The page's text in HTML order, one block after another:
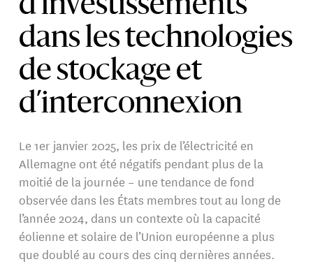
d’investissements
dans les technologies
de stockage et
d’interconnexion
Le 1er janvier 2025, les prix de l’électricité en
Allemagne ont été négatifs pendant plus de la
moitié de la journée – une tendance de fond
observée dans les États membres tout au long de
l’année 2024, dans un contexte où la capacité
éolienne et solaire de l’Union européenne a plus
que doublé au cours des cinq dernières années.